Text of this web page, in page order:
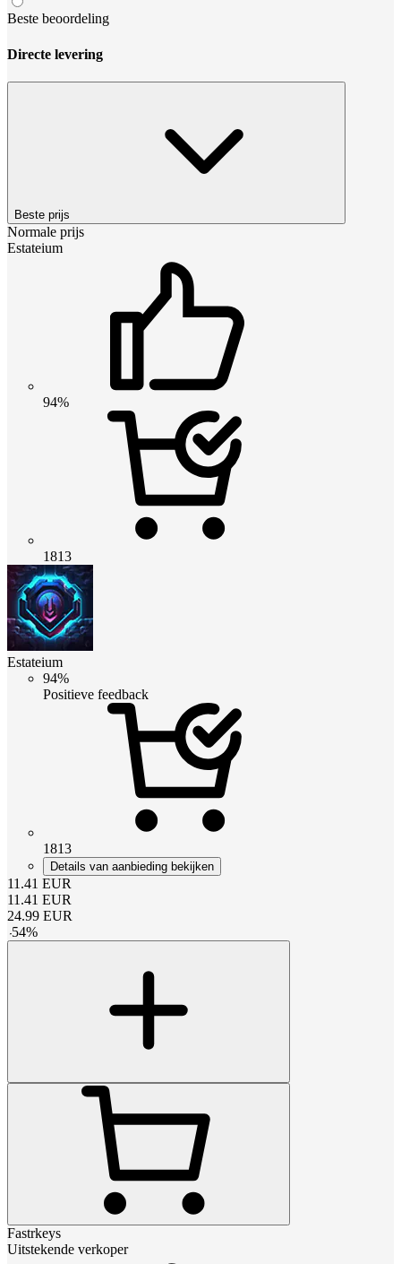
Beste beoordeling
Directe levering
Beste prijs
Normale prijs
Estateium
94%
1813
Estateium
94%
Positieve feedback
1813
Details van aanbieding bekijken
11.41 EUR
11.41 EUR
24.99 EUR
-54%
Fastrkeys
Uitstekende verkoper